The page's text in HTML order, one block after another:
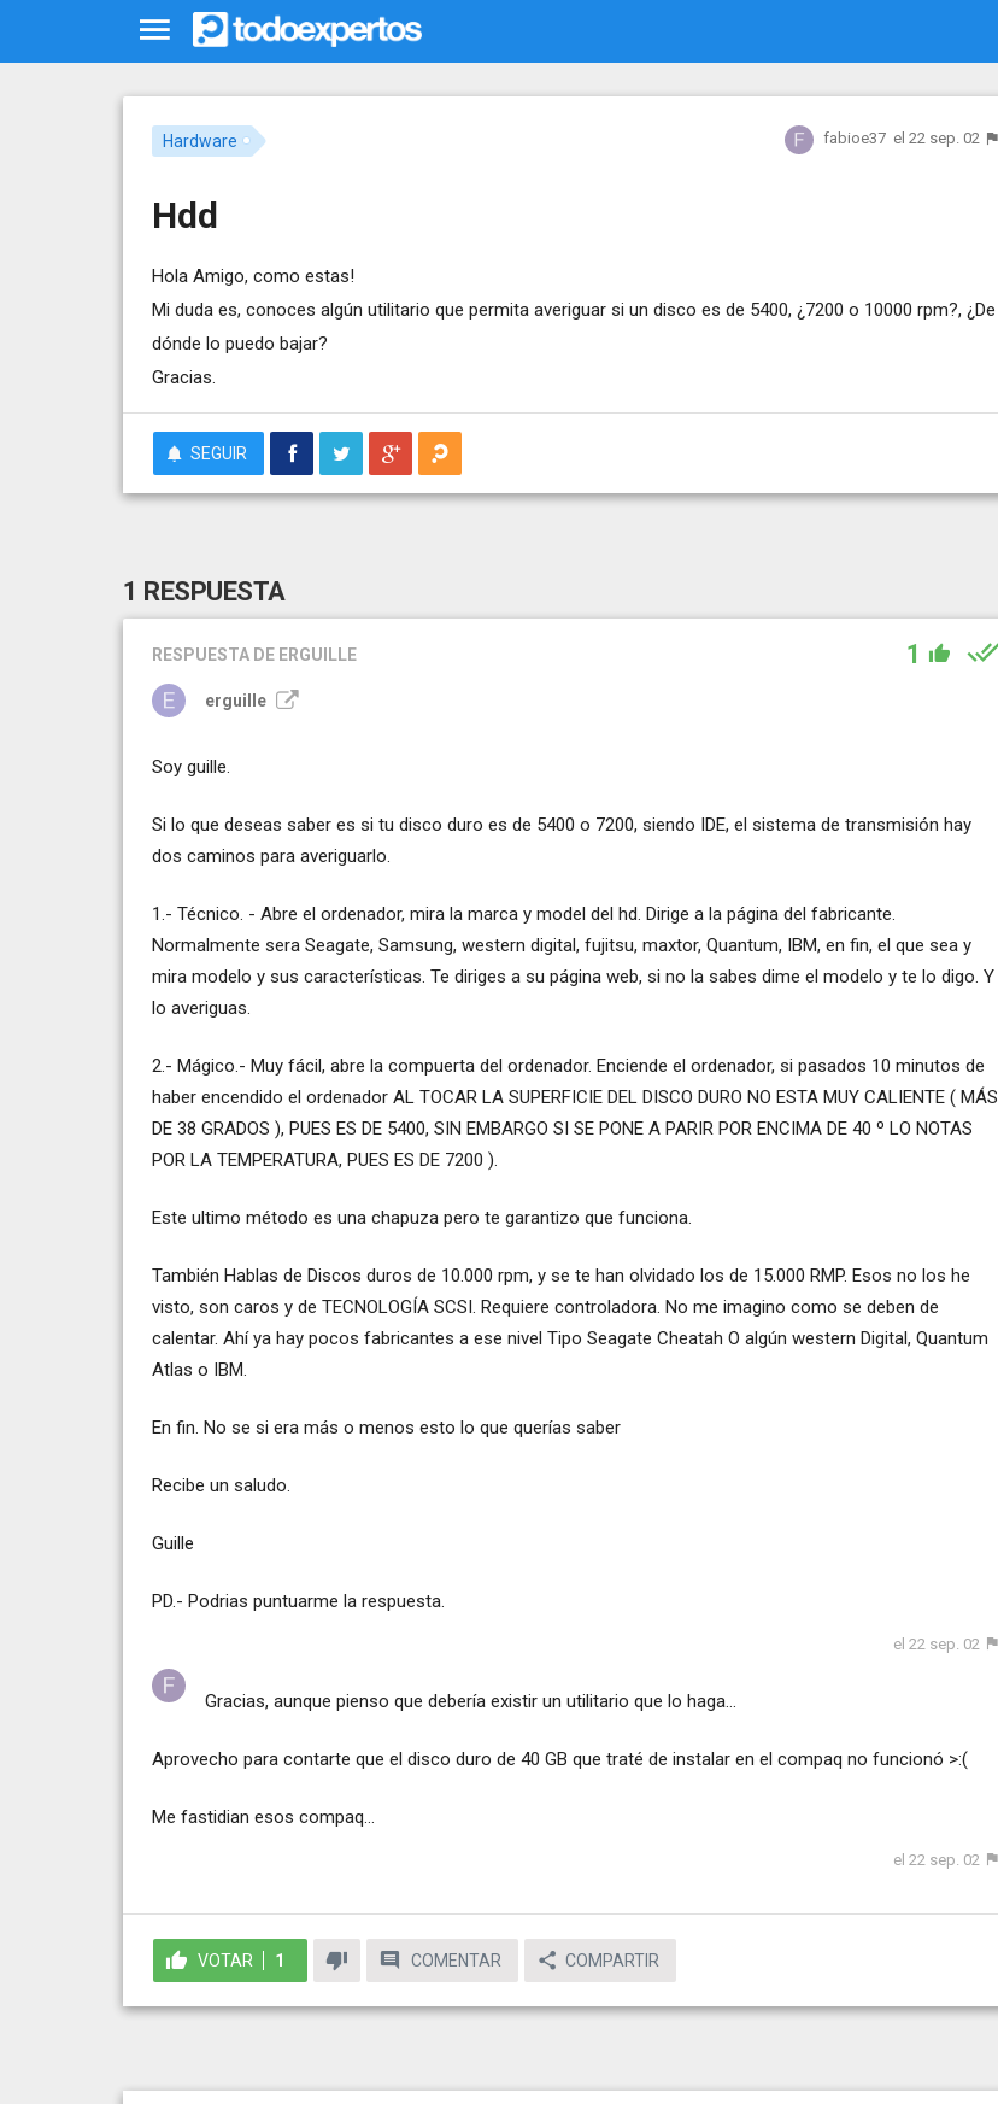
Hardware fabioe37 el 22 sep. 02
Hdd
Hola Amigo, como estas!
Mi duda es, conoces algún utilitario que permita averiguar si un disco es de 5400, ¿7200 o 10000 rpm?, ¿De
dónde lo puedo bajar?
Gracias.
SEGUIR
1 RESPUESTA
RESPUESTA DE ERGUILLE 1
erguille
Soy guille.
Si lo que deseas saber es si tu disco duro es de 5400 o 7200, siendo IDE, el sistema de transmisión hay
dos caminos para averiguarlo.
1.- Técnico. - Abre el ordenador, mira la marca y model del hd. Dirige a la página del fabricante.
Normalmente sera Seagate, Samsung, western digital, fujitsu, maxtor, Quantum, IBM, en fin, el que sea y
mira modelo y sus características. Te diriges a su página web, si no la sabes dime el modelo y te lo digo. Y
lo averiguas.
2.- Mágico.- Muy fácil, abre la compuerta del ordenador. Enciende el ordenador, si pasados 10 minutos de
haber encendido el ordenador AL TOCAR LA SUPERFICIE DEL DISCO DURO NO ESTA MUY CALIENTE ( MÁS
DE 38 GRADOS ), PUES ES DE 5400, SIN EMBARGO SI SE PONE A PARIR POR ENCIMA DE 40 º LO NOTAS
POR LA TEMPERATURA, PUES ES DE 7200 ).
Este ultimo método es una chapuza pero te garantizo que funciona.
También Hablas de Discos duros de 10.000 rpm, y se te han olvidado los de 15.000 RMP. Esos no los he
visto, son caros y de TECNOLOGÍA SCSI. Requiere controladora. No me imagino como se deben de
calentar. Ahí ya hay pocos fabricantes a ese nivel Tipo Seagate Cheatah O algún western Digital, Quantum
Atlas o IBM.
En fin. No se si era más o menos esto lo que querías saber
Recibe un saludo.
Guille
PD.- Podrias puntuarme la respuesta.
el 22 sep. 02
Gracias, aunque pienso que debería existir un utilitario que lo haga...
Aprovecho para contarte que el disco duro de 40 GB que traté de instalar en el compaq no funcionó >:(
Me fastidian esos compaq...
el 22 sep. 02
VOTAR 1 COMENTAR COMPARTIR